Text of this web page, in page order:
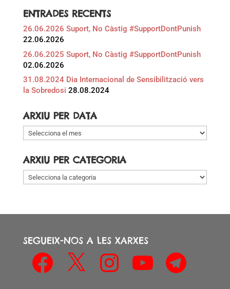
ENTRADES RECENTS
26.06.2026 Suport, No Càstig #SupportDontPunish
22.06.2026
26.06.2025 Suport, No Càstig #SupportDontPunish
02.06.2026
31.08.2024 Dia Internacional de Sensibilització vers
la Sobredosi 28.08.2024
ARXIU PER DATA
Arxiu
per
ARXIU PER CATEGORIA
Arxiu
per
SEGUEIX-NOS A LES XARXES
Facebook Instagram Telegram